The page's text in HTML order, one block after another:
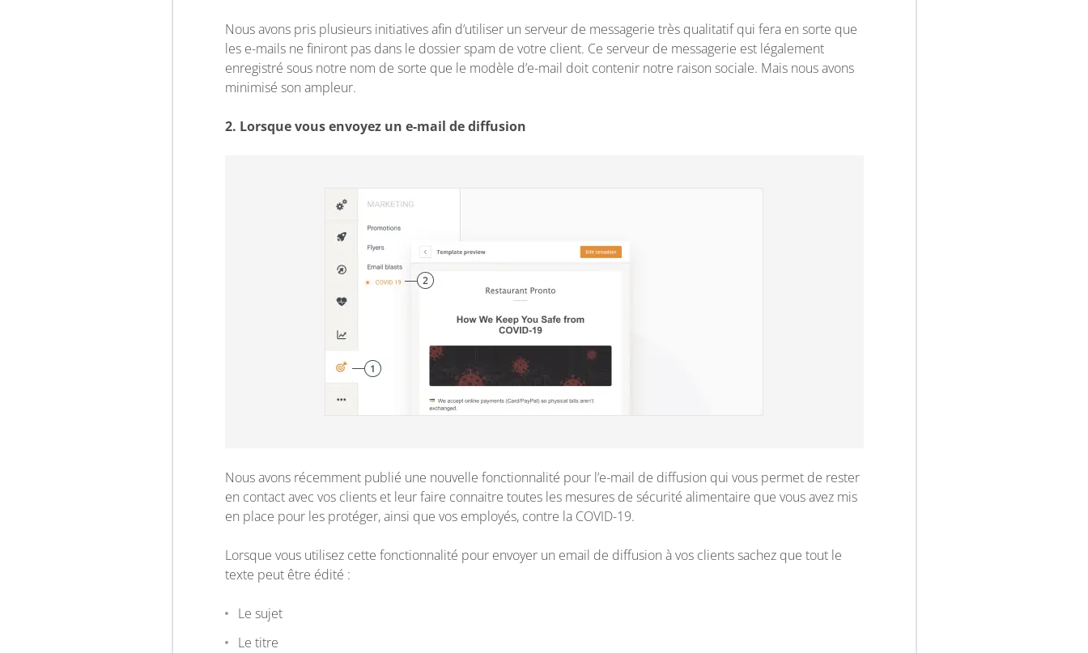
Nous avons pris plusieurs initiatives afin d’utiliser un serveur de messagerie très qualitatif qui fera en sorte que
les e-mails ne finiront pas dans le dossier spam de votre client. Ce serveur de messagerie est légalement
enregistré sous notre nom de sorte que le modèle d’e-mail doit contenir notre raison sociale. Mais nous avons
minimisé son ampleur.
2. Lorsque vous envoyez un e-mail de diffusion
Nous avons récemment publié une nouvelle fonctionnalité pour l’e-mail de diffusion qui vous permet de rester
en contact avec vos clients et leur faire connaitre toutes les mesures de sécurité alimentaire que vous avez mis
en place pour les protéger, ainsi que vos employés, contre la COVID-19.
Lorsque vous utilisez cette fonctionnalité pour envoyer un email de diffusion à vos clients sachez que tout le
texte peut être édité :
Le sujet
Le titre